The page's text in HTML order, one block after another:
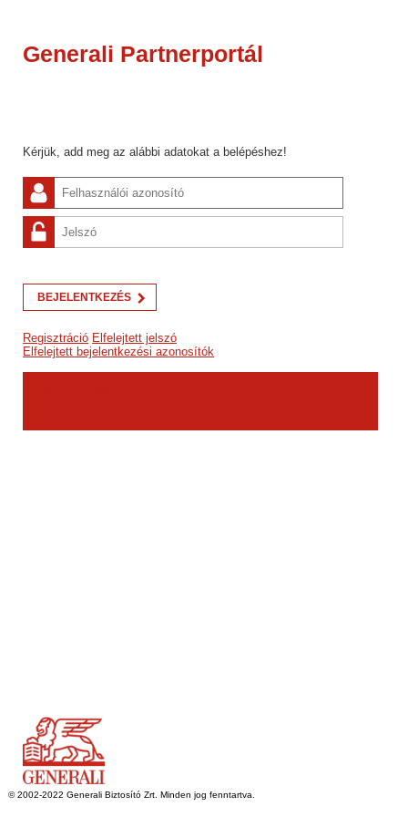
Generali Partnerportál
BEJELENTKEZÉS
Regisztráció Elfelejtett jelszó
Elfelejtett bejelentkezési azonosítók
© 2016 Microsoft